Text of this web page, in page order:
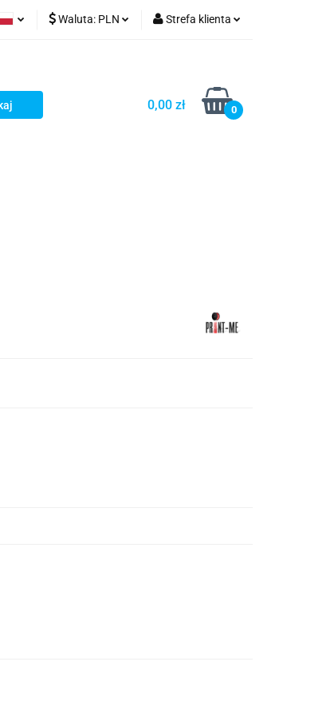
Waluta: PLN Strefa klienta
Zarejestruj się
Dodaj zgłoszenie
0,00 zł 0